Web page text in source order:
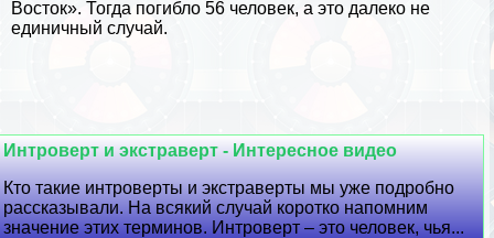
Восток». Тогда погибло 56 человек, а это далеко не
единичный случай.
Интроверт и экстраверт - Интересное видео
Кто такие интроверты и экстраверты мы уже подробно
рассказывали. На всякий случай коротко напомним
значение этих терминов. Интроверт – это человек, чья...